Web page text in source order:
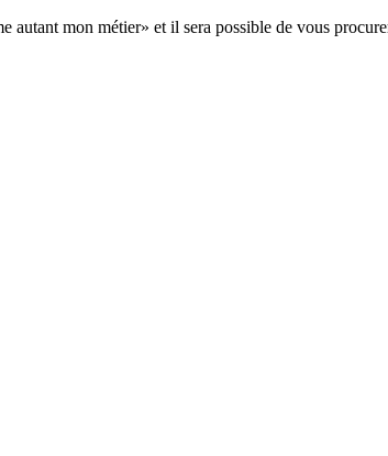
mon métier» et il sera possible de vous